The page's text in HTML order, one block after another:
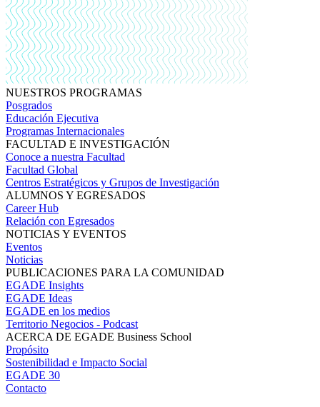
NUESTROS PROGRAMAS
Posgrados
Educación Ejecutiva
Programas Internacionales
FACULTAD E INVESTIGACIÓN
Conoce a nuestra Facultad
Facultad Global
Centros Estratégicos y Grupos de Investigación
ALUMNOS Y EGRESADOS
Career Hub
Relación con Egresados
NOTICIAS Y EVENTOS
Eventos
Noticias
PUBLICACIONES PARA LA COMUNIDAD
EGADE Insights
EGADE Ideas
EGADE en los medios
Territorio Negocios - Podcast
ACERCA DE EGADE Business School
Propósito
Sostenibilidad e Impacto Social
EGADE 30
Contacto